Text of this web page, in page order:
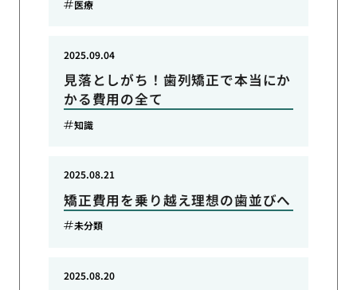
医療
見落としがち！歯列矯正で本当にか
かる費用の全て
2025.09.04
知識
矯正費用を乗り越え理想の歯並びへ
2025.08.21
未分類
2025.08.20